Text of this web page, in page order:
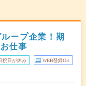
ープ企業！期
仕事
祝日が休み WEB登録OK